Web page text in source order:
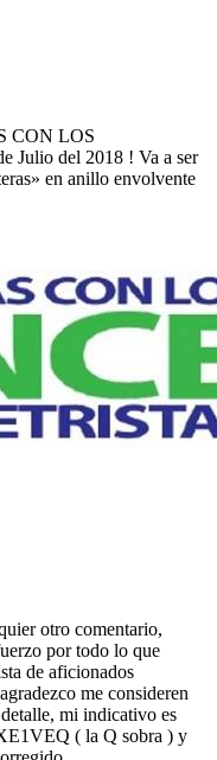
CON LOS
Julio del 2018 ! Va a ser
en anillo envolvente
otro comentario,
por todo lo que
de aficionados
me consideren
mi indicativo es
( la Q sobra ) y